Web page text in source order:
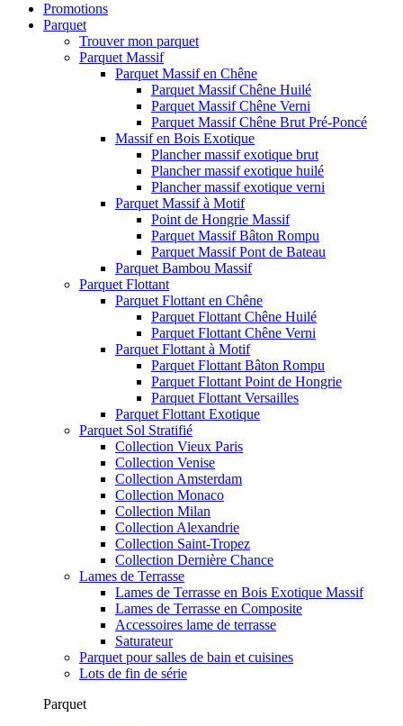
Promotions
Parquet
Trouver mon parquet
Parquet Massif
Parquet Massif en Chêne
Parquet Massif Chêne Huilé
Parquet Massif Chêne Verni
Parquet Massif Chêne Brut Pré-Poncé
Massif en Bois Exotique
Plancher massif exotique brut
Plancher massif exotique huilé
Plancher massif exotique verni
Parquet Massif à Motif
Point de Hongrie Massif
Parquet Massif Bâton Rompu
Parquet Massif Pont de Bateau
Parquet Bambou Massif
Parquet Flottant
Parquet Flottant en Chêne
Parquet Flottant Chêne Huilé
Parquet Flottant Chêne Verni
Parquet Flottant à Motif
Parquet Flottant Bâton Rompu
Parquet Flottant Point de Hongrie
Parquet Flottant Versailles
Parquet Flottant Exotique
Parquet Sol Stratifié
Collection Vieux Paris
Collection Venise
Collection Amsterdam
Collection Monaco
Collection Milan
Collection Alexandrie
Collection Saint-Tropez
Collection Dernière Chance
Lames de Terrasse
Lames de Terrasse en Bois Exotique Massif
Lames de Terrasse en Composite
Accessoires lame de terrasse
Saturateur
Parquet pour salles de bain et cuisines
Lots de fin de série
Parquet